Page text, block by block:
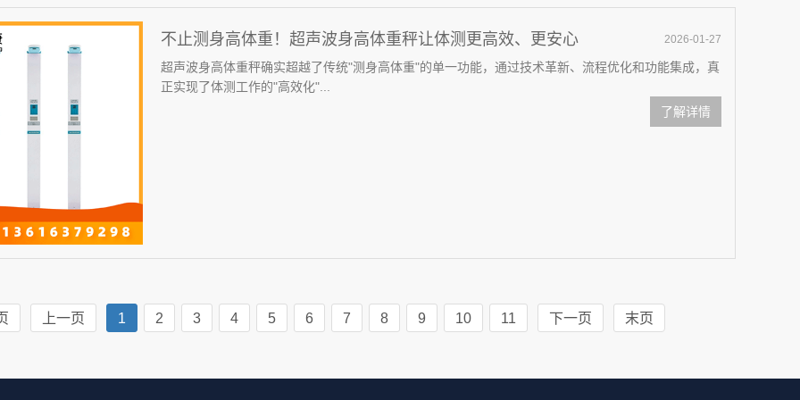
2026-01-27
不止测身高体重！超声波身高体重秤让体测更高效、更安心
超声波身高体重秤确实超越了传统"测身高体重"的单一功能，通过技术革新、流程优化和功能集成，真
正实现了体测工作的"高效化"...
了解详情
上一页 1 2 3 4 5 6 7 8 9 10 11 下一页 末页